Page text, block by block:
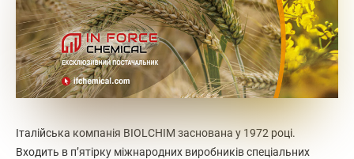
Італійська компанія BIOLCHIM заснована у 1972 році.
Входить в п’ятірку міжнародних виробників спеціальних